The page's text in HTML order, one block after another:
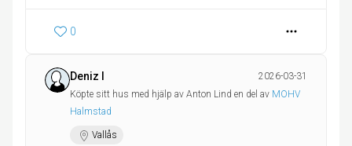
0
Deniz I
2026-03-31
Köpte sitt hus med hjälp av Anton Lind en del av MOHV
Halmstad
Vallås